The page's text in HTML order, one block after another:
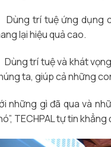
trí tuệ ứng dụng
lại hiệu quả cao.
trí tuệ và khát
ta, giúp cả những
những gì đã qua và
TECHPAL tự tin